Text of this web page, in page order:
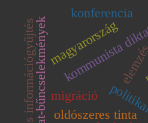
kommunista
magyarország
sorozat-bűncselekmények oldószeres tinta
migráció
konferencia
titkos információgyűjtés